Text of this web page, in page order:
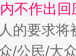
不作出
的要求将
/公民/大